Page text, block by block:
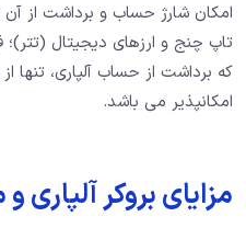
امکان شارژ حساب و برداشت از آن
تاپ چنج و ارزهای دیجیتال
که برداشت از حساب آلپاری، تنها
امکانپذیر می باشد.
مزایای بروکر